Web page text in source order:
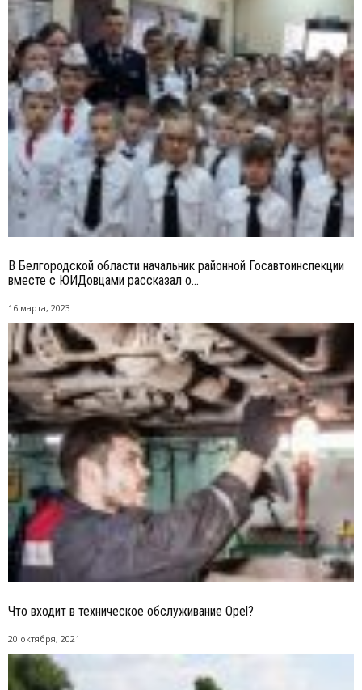
В Белгородской области начальник районной Госавтоинспекции
вместе с ЮИДовцами рассказал о...
16 марта, 2023
Что входит в техническое обслуживание Opel?
20 октября, 2021